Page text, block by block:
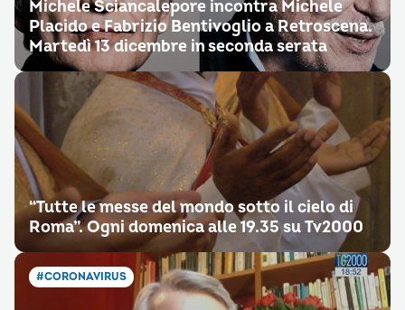
Michele Sciancalepore incontra Michele
Placido e Fabrizio Bentivoglio a Retroscena.
Martedì 13 dicembre in seconda serata
“Tutte le messe del mondo sotto il cielo di
Roma”. Ogni domenica alle 19.35 su Tv2000
#CORONAVIRUS